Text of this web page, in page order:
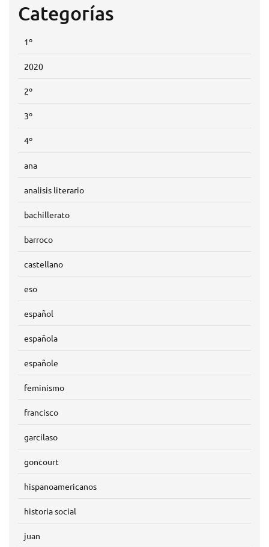
Categorías
1º
2020
2º
3º
4º
ana
analisis literario
bachillerato
barroco
castellano
eso
español
española
españole
feminismo
francisco
garcilaso
goncourt
hispanoamericanos
historia social
juan